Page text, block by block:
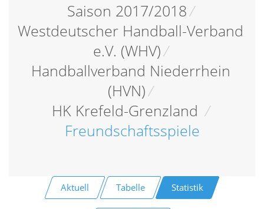
Saison 2017/2018/
Westdeutscher Handball-Verband
e.V. (WHV)/
Handballverband Niederrhein
(HVN)/
HK Krefeld-Grenzland /
Freundschaftsspiele
Aktuell Tabelle Statistik